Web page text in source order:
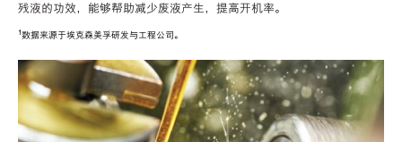
残液的功效，能够帮助减少废液产生，提高开机率。
1数据来源于埃克森美孚研发与工程公司。